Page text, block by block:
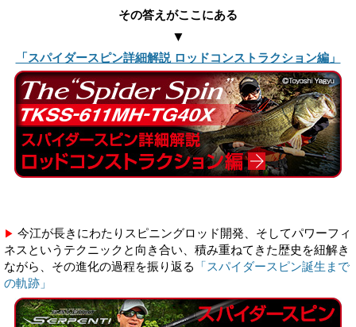
その答えがここにある
▼
「スパイダースピン詳細解説 ロッドコンストラクション編」
▶ 今江が長きにわたりスピニングロッド開発、そしてパワーフィ
ネスというテクニックと向き合い、積み重ねてきた歴史を紐解き
ながら、その進化の過程を振り返る
「スパイダースピン誕生まで
の軌跡」